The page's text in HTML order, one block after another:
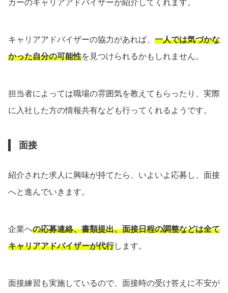
カーのキャリアアドバイザーが紹介してくれます。
キャリアアドバイザーの協力があれば、 一人では気づかな
かった自分の可能性を見つけられるかもしれません。
担当者によっては職場の雰囲気を教えてもらったり、実際
に入社した方の情報共有なども行ってくれるようです。
面接
紹介された求人に興味が持てたら、いよいよ応募し、面接
へと進んでいきます。
企業への応募連絡、書類提出、面接日程の調整などは全て
キャリアアドバイザーが代行します。
面接練習も実施しているので、面接時の受け答えに不安が